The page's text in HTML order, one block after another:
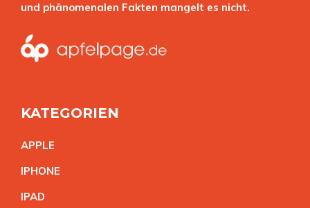
und phänomenalen Fakten mangelt es nicht.
KATEGORIEN
APPLE
IPHONE
IPAD